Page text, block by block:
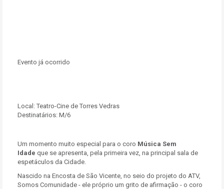
Evento já ocorrido
Local: Teatro-Cine de Torres Vedras
Destinatários: M/6
Um momento muito especial para o coro Música Sem
Idade que se apresenta, pela primeira vez, na principal sala de
espetáculos da Cidade.
Nascido na Encosta de São Vicente, no seio do projeto do ATV,
Somos Comunidade - ele próprio um grito de afirmação - o coro